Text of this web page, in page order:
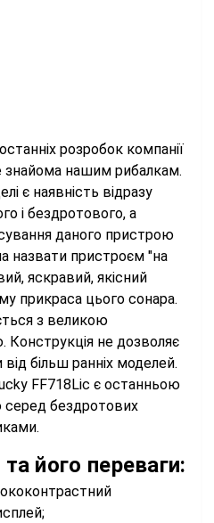
розробок компанії
знайома нашим рибалкам.
є наявність відразу
і бездротового, а
даного пристрою
назвати пристроєм "на
яскравий, якісний
прикраса цього сонара.
з великою
Конструкція не дозволяє
більш ранніх моделей.
FF718Lic є останньою
серед бездротових
його переваги: